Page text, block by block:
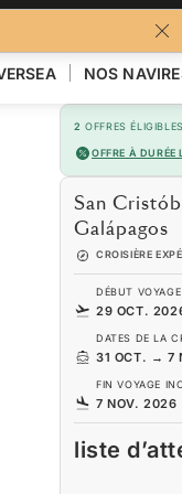
NOS
2 OFFRES
OFFRE À DURÉE
San
Galápagos
CROISIÈRE
DÉBUT
29 OCT.
DATES DE LA
31 OCT. → 7
FIN VOYAGE
7 NOV. 2026
liste